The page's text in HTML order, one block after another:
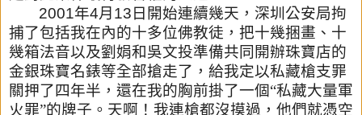
2001年4月 13日開始連續幾天，深圳公安局拘
捕了包括我在內的十多位佛教徒，把十幾捆畫、十
幾箱法音以及劉娟和吳文投準備共同開辦珠寶店的
金銀珠寶名錶等全部搶走了，給我定以私藏槍支罪
關押了四年半，還在我的胸前掛了一個“私藏大量軍
火罪”的牌子。 天啊！我連槍都沒摸過，他們就憑空